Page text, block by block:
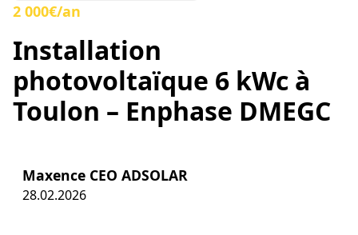
2 000€/an
Installation
photovoltaïque 6 kWc à
Toulon – Enphase DMEGC
Maxence CEO ADSOLAR
28.02.2026